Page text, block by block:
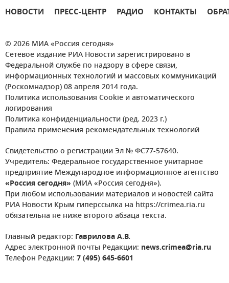
НОВОСТИ ПРЕСС-ЦЕНТР РАДИО КОНТАКТЫ
© 2026 МИА «Россия сегодня»
Сетевое издание РИА Новости зарегистрировано в
Федеральной службе по надзору в сфере связи,
информационных технологий и массовых коммуникаций
(Роскомнадзор) 08 апреля 2014 года.
Политика использования Cookie и автоматического
логирования
Политика конфиденциальности (ред. 2023 г.)
Правила применения рекомендательных технологий
Свидетельство о регистрации Эл № ФС77-57640.
Учредитель: Федеральное государственное унитарное
предприятие Международное информационное агентство
«Россия сегодня» (МИА «Россия сегодня»).
При любом использовании материалов и новостей сайта
РИА Новости Крым гиперссылка на https://crimea.ria.ru
обязательна не ниже второго абзаца текста.
Главный редактор: Гаврилова А.В.
Адрес электронной почты Редакции: news.crimea@ria.ru
Телефон Редакции: 7 (495) 645-6601